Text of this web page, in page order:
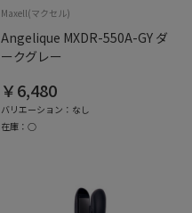
Maxell(マクセル)
Angelique MXDR-550A-GY ダ
ークグレー
￥6,480
バリエーション：なし
在庫：○